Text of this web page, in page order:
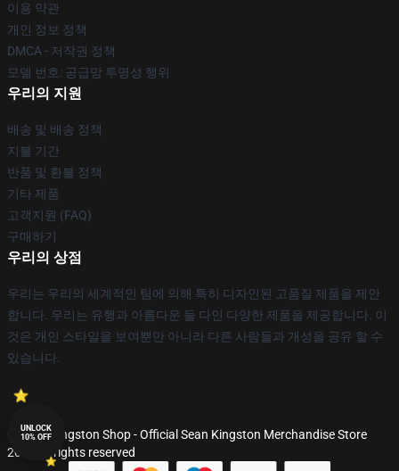
이용 약관
개인 정보 정책
DMCA - 저작권 정책
모델 번호: 공급망 투명성 행위
우리의 지원
배송 및 배송 정책
지불 기간
반품 및 환불 정책
기타 제품
고객지원 (FAQ)
구매하기
우리의 상점
우리는 우리의 세계적인 팀에 의해 특히 디자인된 고품질 제품을 제안
합니다. 우리는 유행과 아름다운 둘 다인 다양한 제품을 제공합니다. 이
것은 개인 스타일을 보여뿐만 아니라 다른 사람들과 개성을 공유 할 수
있습니다.
© Sean Kingston Shop - Official Sean Kingston Merchandise Store
2026 all rights reserved
UNLOCK
10% OFF